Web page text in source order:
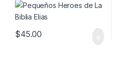
$45.00